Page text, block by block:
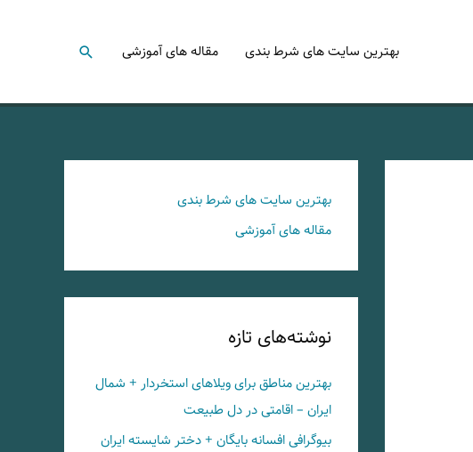
بهترین سایت های شرط بندی مقاله های آموزشی جستجو
بهترین سایت های شرط بندی
مقاله های آموزشی
نوشته‌های تازه
بهترین مناطق برای ویلاهای استخردار + شمال
ایران – اقامتی در دل طبیعت
بیوگرافی افسانه بایگان + دختر شایسته ایران